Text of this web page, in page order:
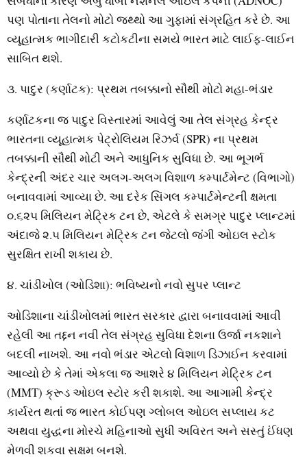
પણ પોતાના તેલનો મોટો જથ્થો આ ગુફામાં સંગ્રહિત કરે છે. આ
વ્યૂહાત્મક ભાગીદારી કટોકટીના સમયે ભારત માટે લાઈફ-લાઈન
સાબિત થશે.
૩. પાદુર (કર્ણાટક): પ્રથમ તબક્કાનો સૌથી મોટો મહા-ભંડાર
કર્ણાટકના જ પાદુર વિસ્તારમાં આવેલું આ તેલ સંગ્રહ કેન્દ્ર
ભારતના વ્યૂહાત્મક પેટ્રોલિયમ રિઝર્વ (SPR) ના પ્રથમ
તબક્કાની સૌથી મોટી અને આધુનિક સુવિધા છે. આ ભૂગર્ભ
કેન્દ્રની અંદર ચાર અલગ-અલગ વિશાળ કમ્પાર્ટમેન્ટ (વિભાગો)
બનાવવામાં આવ્યા છે. આ દરેક સિંગલ કમ્પાર્ટમેન્ટની ક્ષમતા
૦.૬૨૫ મિલિયન મેટ્રિક ટન છે, એટલે કે સમગ્ર પાદુર પ્લાન્ટમાં
અંદાજે ૨.૫ મિલિયન મેટ્રિક ટન જેટલો જંગી ઓઇલ સ્ટોક
સુરક્ષિત રાખી શકાય છે.
૪. ચાંડીખોલ (ઓડિશા): ભવિષ્યનો નવો સુપર પ્લાન્ટ
ઓડિશાના ચાંડીખોલમાં ભારત સરકાર દ્વારા બનાવવામાં આવી
રહેલી આ તદ્દન નવી તેલ સંગ્રહ સુવિધા દેશના ઉર્જા નકશાને
બદલી નાખશે. આ નવો ભંડાર એટલો વિશાળ ડિઝાઈન કરવામાં
આવ્યો છે કે તેમાં એકલા જ આશરે ૪ મિલિયન મેટ્રિક ટન
(MMT) ક્રૂડ ઓઇલ સ્ટોર કરી શકાશે. આ આગામી કેન્દ્ર
કાર્યરત થતાં જ ભારત કોઈપણ ગ્લોબલ ઓઇલ સપ્લાય કટ
અથવા યુદ્ધના મોરચે મહિનાઓ સુધી અવિરત અને સસ્તું ઈંધણ
મેળવી શકવા સક્ષમ બનશે.